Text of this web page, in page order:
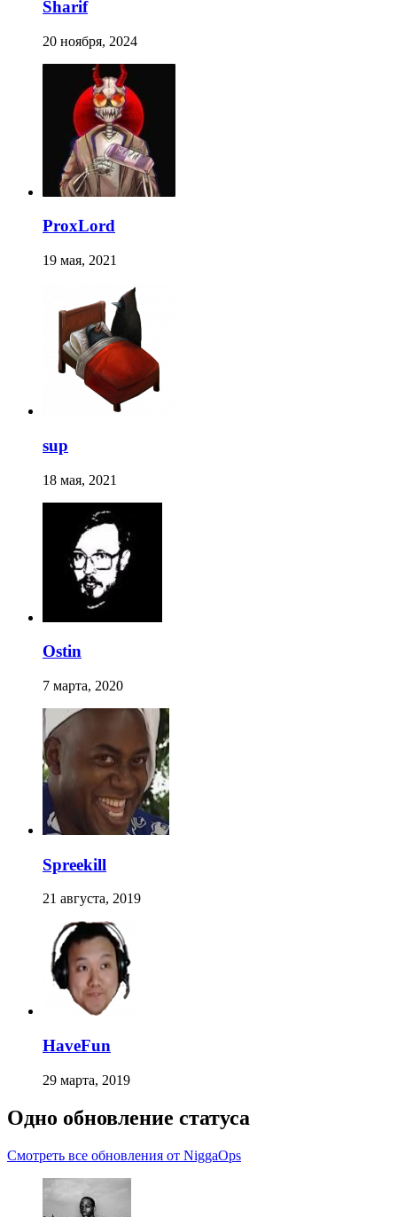
Sharif
20 ноября, 2024
ProxLord
19 мая, 2021
sup
18 мая, 2021
Ostin
7 марта, 2020
Spreekill
21 августа, 2019
HaveFun
29 марта, 2019
Одно обновление статуса
Смотреть все обновления от NiggaOps